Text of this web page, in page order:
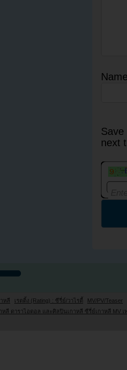
next
หลี เรตติ้ง (Rating) : ซีรี่ย์/วาไรตี้
MV/PV/Teaser
าหลี ดาราไอดอล และศิลปินเกาหลี ซีรี่ย์เกาหลี MV